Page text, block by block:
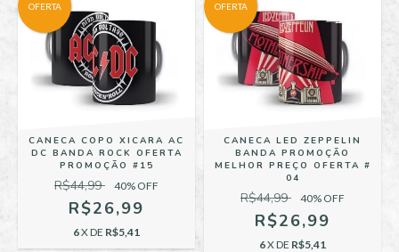
OFERTA
CANECA COPO XICARA AC
DC BANDA ROCK OFERTA
PROMOÇÃO #15
R$44,99 40% OFF
R$26,99
6X DE R$5,41
OFERTA
CANECA LED ZEPPELIN
BANDA PROMOÇÃO
MELHOR PREÇO OFERTA #
04
R$44,99 40% OFF
R$26,99
6X DE R$5,41